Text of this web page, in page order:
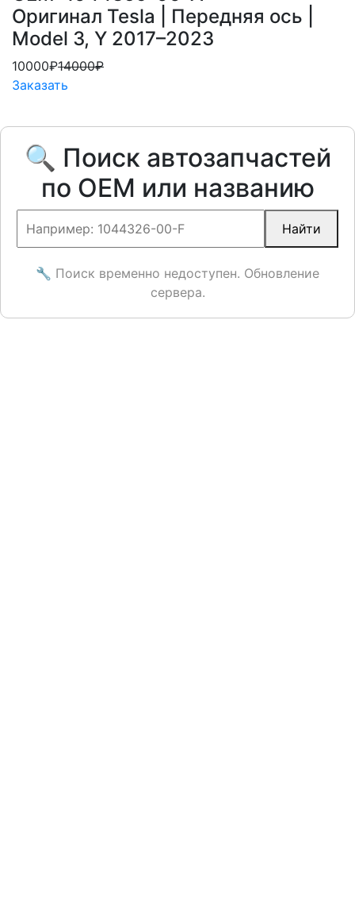
Оригинал Tesla | Передняя ось |
Model 3, Y 2017–2023
10000₽14000₽
Заказать
🔍 Поиск автозапчастей
по OEM или названию
Найти
🔧 Поиск временно недоступен. Обновление
сервера.